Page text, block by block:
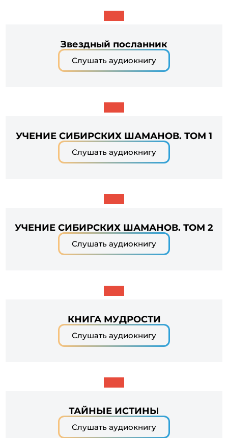
Звездный посланник
Слушать аудиокнигу
УЧЕНИЕ СИБИРСКИХ ШАМАНОВ. ТОМ 1
Слушать аудиокнигу
УЧЕНИЕ СИБИРСКИХ ШАМАНОВ. ТОМ 2
Слушать аудиокнигу
КНИГА МУДРОСТИ
Слушать аудиокнигу
ТАЙНЫЕ ИСТИНЫ
Слушать аудиокнигу